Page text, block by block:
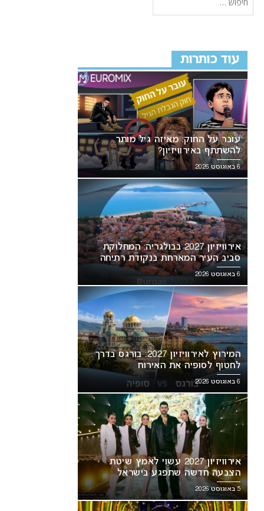
עוד כותרות
עובר על החוק: מאיזה גיל מותר
להשתתף באירוויזיון?
6 באוגוסט 2026
אירוויזיון 2027 בבולגריה: המחלוקת
סביב העיר המארחת בנקודת רתיחה
6 באוגוסט 2026
המירוץ לאירוויזיון 2027: בורגס בדרך
לחטוף לסופיה את האירוח
6 באוגוסט 2026
אירוויזיון 2027 עשוי לאמץ שיטת
הצבעה חדשה שתפגע בישראל
5 באוגוסט 2026